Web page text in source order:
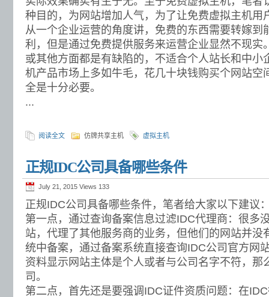
种目的，为网站增加人气，为了让免费虚拟主机用
从一个企业运营的角度讲，免费的东西需要转嫁到
利，但是通过免费提供服务来运营企业显然不现实
或其他方面都是有缺陷的，不适合个人站长和中小
机产品市场上多如牛毛，花几十块钱购买个网站空
全是十分必要。
...
阅读全文 仿牌共享主机 虚拟主机
正规IDC公司具备哪些条件
July 21, 2015 Views 133
正规IDC公司具备哪些条件，笔者给大家以下建议
第一点，通过查询备案信息过滤IDC代理商：很多
站，代理了其他服务商的业务，但他们的网站并没
统中备案，通过备案系统直接查询IDC公司官方网
资料显示网站主体是个人或者与公司名字不符，那
司。
第二点，首先还是要强调IDC证件资质问题：在